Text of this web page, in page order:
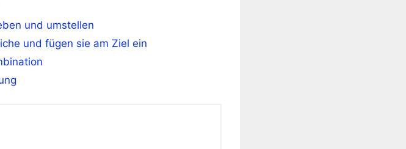
und umstellen
und fügen sie am Ziel ein